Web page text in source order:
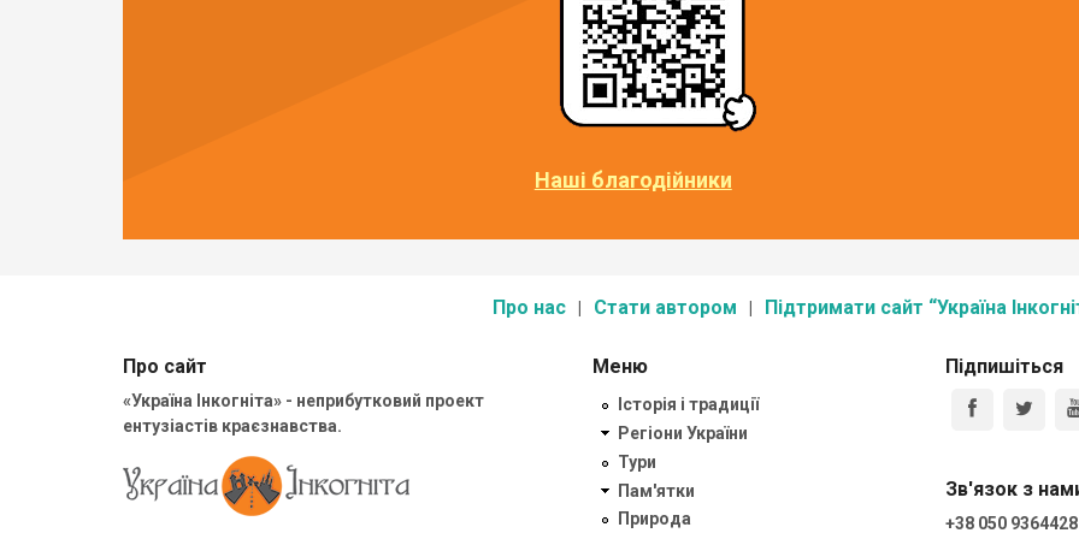
Наші благодійники
Про нас Стати автором Підтримати сайт “Україна
Про сайт
«Україна Інкогніта» - неприбутковий проект
ентузіастів краєзнавства.
Меню
Історія і традиції
Регіони України
Тури
Пам'ятки
Природа
Підпишіться
Зв'язок з
+38 050 9364428